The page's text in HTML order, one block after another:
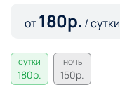
от180р. / сутки
сутки
180р.
ночь
150р.